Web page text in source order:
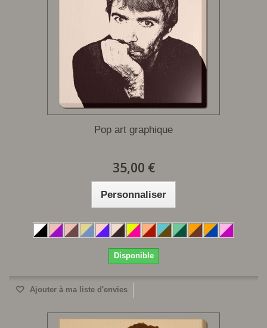
Pop art graphique
35,00 €
Personnaliser
Disponible
Ajouter à ma liste d'envies